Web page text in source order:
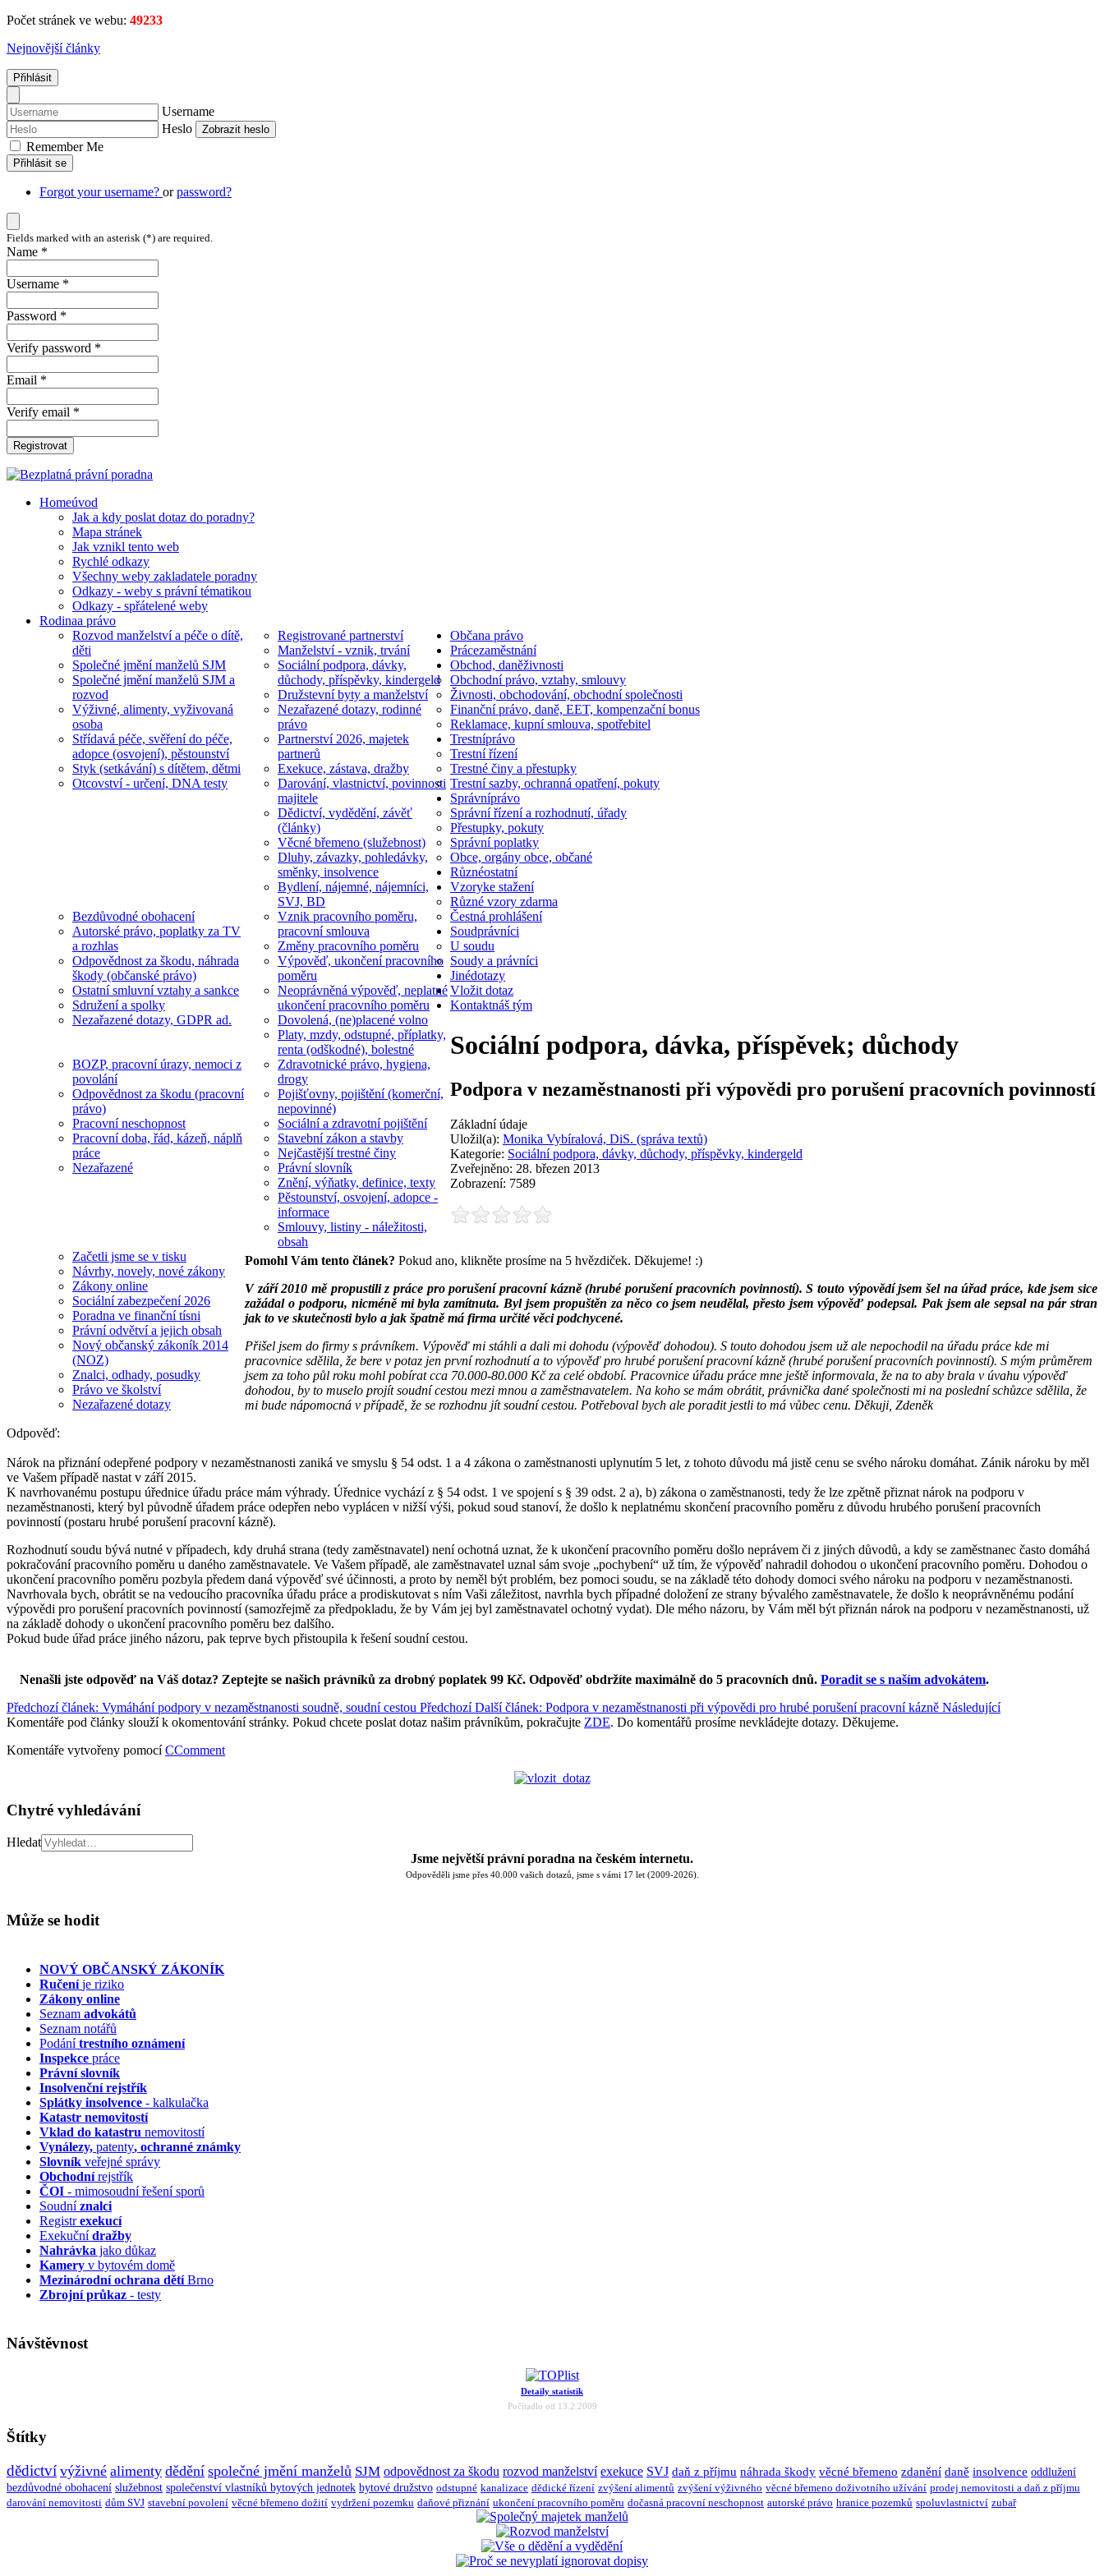
Počet stránek ve webu: 49233
Nejnovější články
Přihlásit
Username
Heslo
Zobrazit heslo
Remember Me
Přihlásit se
Forgot your username? orpassword?
Fields marked with an asterisk (*) are required.
Name *
Username *
Password *
Verify password *
Email *
Verify email *
Registrovat
Homeúvod
Jak a kdy poslat dotaz do poradny?
Mapa stránek
Jak vznikl tento web
Rychlé odkazy
Všechny weby zakladatele poradny
Odkazy - weby s právní tématikou
Odkazy - spřátelené weby
Rodinaa právo
Rozvod manželství a péče o dítě,
děti
Společné jmění manželů SJM
Společné jmění manželů SJM a
rozvod
Výživné, alimenty, vyživovaná
osoba
Střídavá péče, svěření do péče,
adopce (osvojení), pěstounství
Styk (setkávání) s dítětem, dětmi
Otcovství - určení, DNA testy
Registrované partnerství
Manželství - vznik, trvání
Sociální podpora, dávky,
důchody, příspěvky, kindergeld
Družstevní byty a manželství
Nezařazené dotazy, rodinné
právo
Partnerství 2026, majetek
partnerů
Občana právo
Exekuce, zástava, dražby
Darování, vlastnictví, povinnosti
majitele
Dědictví, vydědění, závěť
(články)
Věcné břemeno (služebnost)
Dluhy, závazky, pohledávky,
směnky, insolvence
Bydlení, nájemné, nájemníci,
SVJ, BD
Bezdůvodné obohacení
Autorské právo, poplatky za TV
a rozhlas
Odpovědnost za škodu, náhrada
škody (občanské právo)
Ostatní smluvní vztahy a sankce
Sdružení a spolky
Nezařazené dotazy, GDPR ad.
Prácezaměstnání
Vznik pracovního poměru,
pracovní smlouva
Změny pracovního poměru
Výpověď, ukončení pracovního
poměru
Neoprávněná výpověď, neplatné
ukončení pracovního poměru
Dovolená, (ne)placené volno
Platy, mzdy, odstupné, příplatky,
renta (odškodné), bolestné
BOZP, pracovní úrazy, nemoci z
povolání
Odpovědnost za škodu (pracovní
právo)
Pracovní neschopnost
Pracovní doba, řád, kázeň, náplň
práce
Nezařazené
Obchod, daněživnosti
Obchodní právo, vztahy, smlouvy
Živnosti, obchodování, obchodní společnosti
Finanční právo, daně, EET, kompenzační bonus
Reklamace, kupní smlouva, spotřebitel
Trestníprávo
Trestní řízení
Trestné činy a přestupky
Trestní sazby, ochranná opatření, pokuty
Správníprávo
Správní řízení a rozhodnutí, úřady
Přestupky, pokuty
Správní poplatky
Obce, orgány obce, občané
Různéostatní
Zdravotnické právo, hygiena,
drogy
Pojišťovny, pojištění (komerční,
nepovinné)
Sociální a zdravotní pojištění
Stavební zákon a stavby
Nejčastější trestné činy
Právní slovník
Znění, výňatky, definice, texty
Pěstounství, osvojení, adopce -
informace
Smlouvy, listiny - náležitosti,
obsah
Začetli jsme se v tisku
Návrhy, novely, nové zákony
Zákony online
Sociální zabezpečení 2026
Poradna ve finanční tísni
Právní odvětví a jejich obsah
Nový občanský zákoník 2014
(NOZ)
Znalci, odhady, posudky
Právo ve školství
Nezařazené dotazy
Vzoryke stažení
Různé vzory zdarma
Čestná prohlášení
Soudprávníci
U soudu
Soudy a právníci
Jinédotazy
Vložit dotaz
Kontaktnáš tým
Sociální podpora, dávka, příspěvek; důchody
Podpora v nezaměstnanosti při výpovědi pro porušení pracovních povinností
Základní údaje
Uložil(a): Monika Vybíralová, DiS. (správa textů)
Kategorie: Sociální podpora, dávky, důchody, příspěvky, kindergeld
Zveřejněno: 28. březen 2013
Zobrazení: 7589
Pomohl Vám tento článek? Pokud ano, klikněte prosíme na 5 hvězdiček. Děkujeme! :)
V září 2010 mě propustili z práce pro porušení pracovní kázně (hrubé porušení pracovních povinností). S touto výpovědí jsem šel na úřad práce, kde jsem sice
zažádal o podporu, nicméně mi byla zamítnuta. Byl jsem propuštěn za něco co jsem neudělal, přesto jsem výpověď podepsal. Pak jsem ale sepsal na pár stran
jak to ve skutečnosti bylo a jak špatně má firma určité věci podchycené.
Přišel jsem do firmy s právníkem. Výpověď mi stáhli a dali mi dohodu (výpověď dohodou). S touto dohodou jsem už ale nepochodil na úřadu práce kde mi
pracovnice sdělila, že bere v potaz jen první rozhodnutí a to výpověď pro hrubé porušení pracovní kázně (hrubé porušení pracovních povinností). S mým průměrem
jsem za toho půl roku mohl pobírat cca 70.000-80.000 Kč za celé období. Pracovnice úřadu práce mne ještě informovala, že na to aby brala v úvahu výpověď
dohodou, by to muselo projít soudní cestou mezi mnou a zaměstnavatelem. Na koho se mám obrátit, právnička dané společnosti mi na poslední schůzce sdělila, že
mi bude nápomocná v případě, že se rozhodnu jít soudní cestou. Potřeboval bych ale poradit jestli to má vůbec cenu. Děkuji, Zdeněk
Odpověď:
Nárok na přiznání odepřené podpory v nezaměstnanosti zaniká ve smyslu § 54 odst. 1 a 4 zákona o zaměstnanosti uplynutím 5 let, z tohoto důvodu má jistě cenu se svého nároku domáhat. Zánik nároku by měl
ve Vašem případě nastat v září 2015.
K navrhovanému postupu úřednice úřadu práce mám výhrady. Úřednice vychází z § 54 odst. 1 ve spojení s § 39 odst. 2 a), b) zákona o zaměstnanosti, tedy že lze zpětně přiznat nárok na podporu v
nezaměstnanosti, který byl původně úřadem práce odepřen nebo vyplácen v nižší výši, pokud soud stanoví, že došlo k neplatnému skončení pracovního poměru z důvodu hrubého porušení pracovních
povinností (postaru hrubé porušení pracovní kázně).
Rozhodnutí soudu bývá nutné v případech, kdy druhá strana (tedy zaměstnavatel) není ochotná uznat, že k ukončení pracovního poměru došlo neprávem či z jiných důvodů, a kdy se zaměstnanec často domáhá
pokračování pracovního poměru u daného zaměstnavatele. Ve Vašem případě, ale zaměstnavatel uznal sám svoje „pochybení“ už tím, že výpověď nahradil dohodou o ukončení pracovního poměru. Dohodou o
ukončení pracovního poměru pozbyla předem daná výpověď své účinnosti, a proto by neměl být problém, bez pomoci soudu, se na základě této dohody domoci svého nároku na podporu v nezaměstnanosti.
Navrhovala bych, obrátit se na vedoucího pracovníka úřadu práce a prodiskutovat s ním Vaši záležitost, navrhla bych případné doložení ze strany bývalého zaměstnavatele, že došlo k neoprávněnému podání
výpovědi pro porušení pracovních povinností (samozřejmě za předpokladu, že by Vám jej byl zaměstnavatel ochotný vydat). Dle mého názoru, by Vám měl být přiznán nárok na podporu v nezaměstnanosti, už
na základě dohody o ukončení pracovního poměru bez dalšího.
Pokud bude úřad práce jiného názoru, pak teprve bych přistoupila k řešení soudní cestou.
Nenašli jste odpověď na Váš dotaz? Zeptejte se našich právníků za drobný poplatek 99 Kč. Odpověď obdržíte maximálně do 5 pracovních dnů. Poradit se s naším advokátem.
Předchozí článek: Vymáhání podpory v nezaměstnanosti soudně, soudní cestou Předchozí Další článek: Podpora v nezaměstnanosti při výpovědi pro hrubé porušení pracovní kázně Následující
Komentáře pod články slouží k okomentování stránky. Pokud chcete poslat dotaz našim právníkům, pokračujte ZDE. Do komentářů prosíme nevkládejte dotazy. Děkujeme.
Komentáře vytvořeny pomocíCComment
Chytré vyhledávání
Hledat
Jsme největší právní poradna na českém internetu.
Odpověděli jsme přes 40.000 vašich dotazů, jsme s vámi 17 let (2009-2026).
Může se hodit
NOVÝ OBČANSKÝ ZÁKONÍK
Ručeníje riziko
Zákony online
Seznam advokátů
Seznam notářů
Podánítrestního oznámení
Inspekce práce
Právní slovník
Insolvenčnírejstřík
Splátky insolvence - kalkulačka
Katastr nemovitostí
Vklad do katastru nemovitostí
Vynálezy, patenty, ochranné známky
Slovník veřejné správy
Obchodnírejstřík
ČOI - mimosoudní řešení sporů
Soudníznalci
Registrexekucí
Exekučnídražby
Nahrávka jako důkaz
Kamery v bytovém domě
Mezinárodní ochrana dětíBrno
Zbrojní průkaz - testy
Návštěvnost
Detaily statistik
Počítadlo od 13.2.2009
Štítky
dědictví výživné alimenty dědění společné jmění manželů SJM odpovědnost za škodu rozvod manželství exekuce SVJ daň z příjmu náhrada škody věcné břemeno zdanění daně insolvence oddlužení
bezdůvodné obohacení služebnost společenství vlastníků bytových jednotek bytové družstvo odstupné kanalizace dědické řízení zvýšení alimentů zvýšení výživného věcné břemeno doživotního užívání prodej nemovitosti a daň z příjmu
darování nemovitosti dům SVJ stavební povolení věcné břemeno dožití vydržení pozemku daňové přiznání ukončení pracovního poměru dočasná pracovní neschopnost autorské právo hranice pozemků spoluvlastnictví zubař